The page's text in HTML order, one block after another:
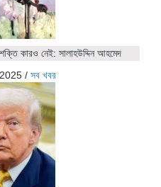
কারও নেই: সালাহউদ্দিন আহমেদ
/ সব খবর